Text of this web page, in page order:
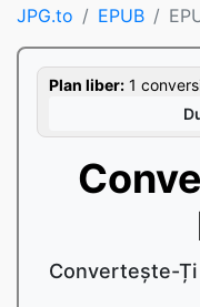
JPG.to EPUB
Plan liber: 1
Convertește-Ți